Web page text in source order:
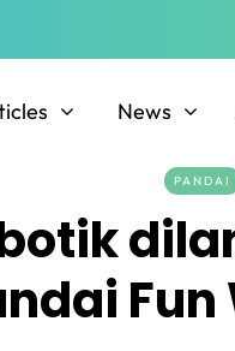
News
PANDAI